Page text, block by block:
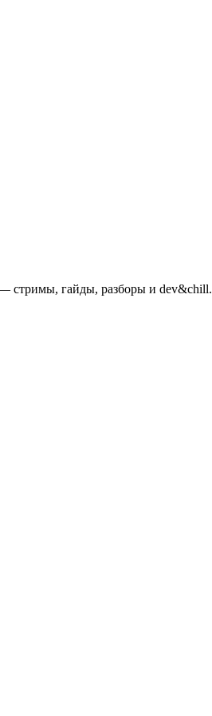
стримы, гайды, разборы и dev&chill.